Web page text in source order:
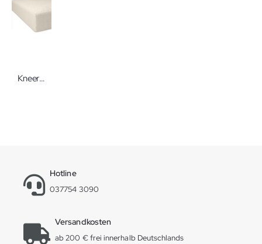
Kneer Kissenbezug Frottee mit Reißverschluss 30 x 30 cm leinen
Hotline
037754 3090
Versandkosten
ab 200 € frei innerhalb Deutschlands